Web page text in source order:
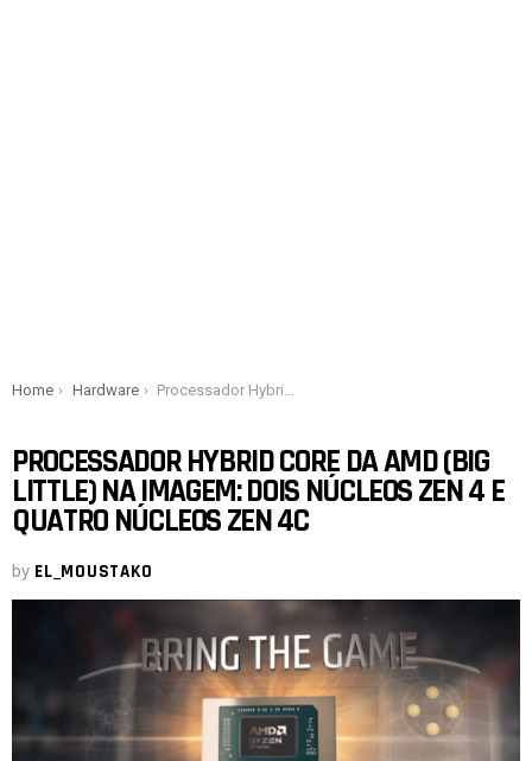
You are here:
Home Hardware Processador Hybrid Core da AMD (Big Little) na imagem: Dois núcleos Zen 4 e quatro núcleos Zen 4c
PROCESSADOR HYBRID CORE DA AMD (BIG
LITTLE) NA IMAGEM: DOIS NÚCLEOS ZEN 4 E
QUATRO NÚCLEOS ZEN 4C
by EL_MOUSTAKO